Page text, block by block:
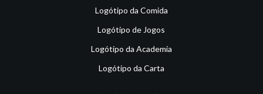
Logótipo da Comida
Logótipo de Jogos
Logótipo da Academia
Logótipo da Carta